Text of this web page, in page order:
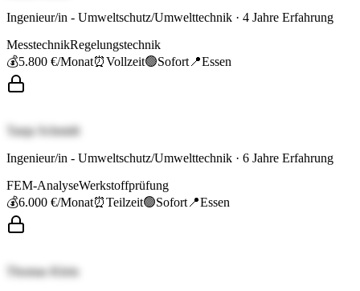
Ingenieur/in - Umweltschutz/Umwelttechnik · 4 Jahre Erfahrung
MesstechnikRegelungstechnik
💰5.800 €/Monat⏰Vollzeit🟢Sofort 📍Essen
Tanja Schmidt
Ingenieur/in - Umweltschutz/Umwelttechnik · 6 Jahre Erfahrung
FEM-AnalyseWerkstoffprüfung
💰6.000 €/Monat⏰Teilzeit🟢Sofort 📍Essen
Thomas Klein